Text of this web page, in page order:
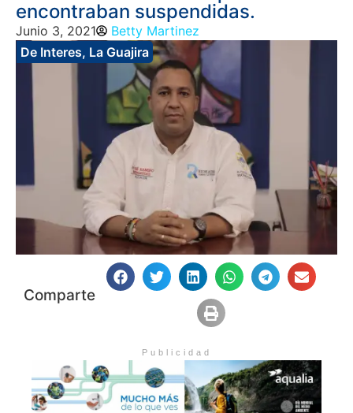
encontraban suspendidas.
Junio 3, 2021
Betty Martinez
De Interes, La Guajira
Comparte
Publicidad